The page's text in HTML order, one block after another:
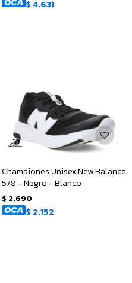
$4.631
Championes Unisex New Balance
578 - Negro - Blanco
$ 2.690
$2.152